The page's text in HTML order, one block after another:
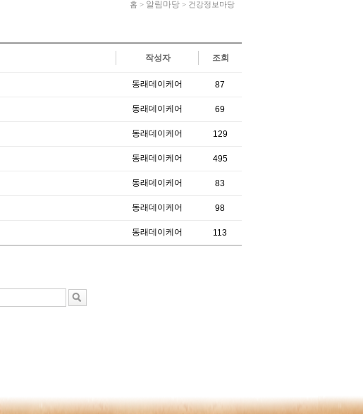
홈 > 알림마당 > 건강정보마당
작성자 조회
동래데이케어 87
동래데이케어 69
동래데이케어 129
동래데이케어 495
동래데이케어 83
동래데이케어 98
동래데이케어 113